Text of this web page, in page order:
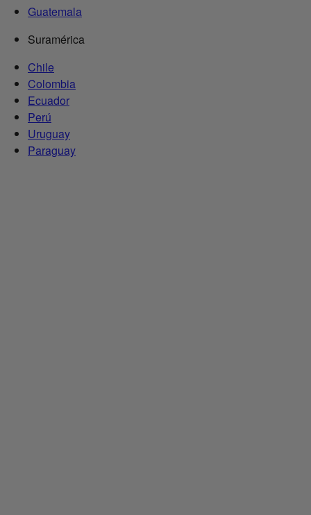
Guatemala
Suramérica
Chile
Colombia
Ecuador
Perú
Uruguay
Paraguay